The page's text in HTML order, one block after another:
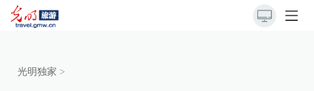
光明独家 >